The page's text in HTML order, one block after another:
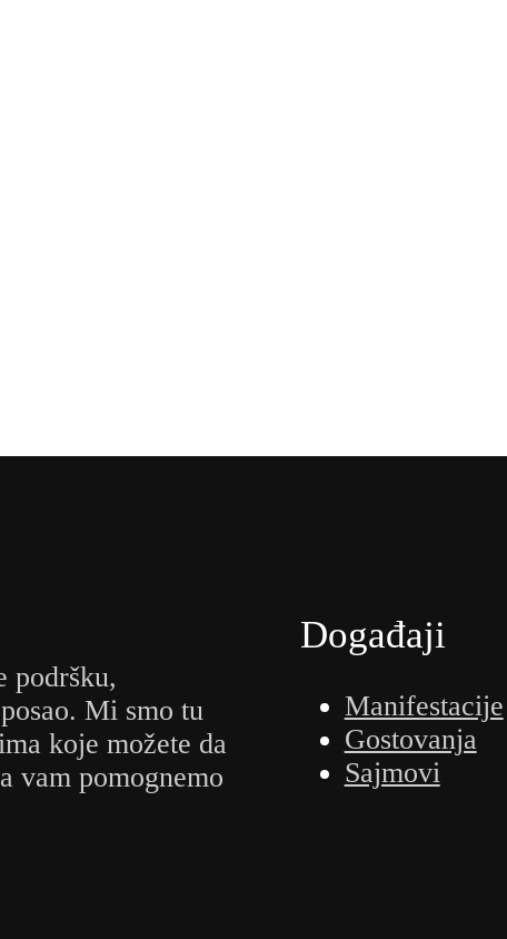
podršku,
Mi smo tu
koje možete da
vam pomognemo
Događaji
Manifestacije
Gostovanja
Sajmovi